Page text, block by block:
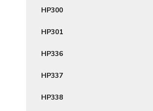
HP300
HP301
HP336
HP337
HP338